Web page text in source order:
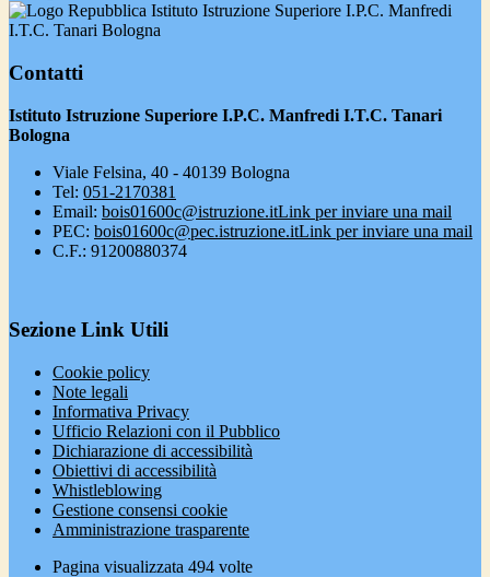
Istituto Istruzione Superiore I.P.C. Manfredi
I.T.C. Tanari Bologna
Contatti
Istituto Istruzione Superiore I.P.C. Manfredi I.T.C. Tanari
Bologna
Viale Felsina, 40 - 40139 Bologna
Tel: 051-2170381
Email: bois01600c@istruzione.itLink per inviare una mail
PEC: bois01600c@pec.istruzione.itLink per inviare una mail
C.F.: 91200880374
Sezione Link Utili
Cookie policy
Note legali
Informativa Privacy
Ufficio Relazioni con il Pubblico
Dichiarazione di accessibilità
Obiettivi di accessibilità
Whistleblowing
Gestione consensi cookie
Amministrazione trasparente
Pagina visualizzata 494 volte